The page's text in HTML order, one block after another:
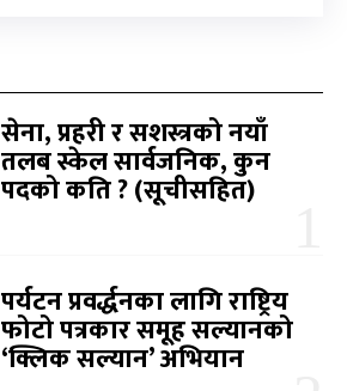
सेना, प्रहरी र सशस्त्रको नयाँ
तलब स्केल सार्वजनिक, कुन
पदको कति ? (सूचीसहित)
पर्यटन प्रवर्द्धनका लागि राष्ट्रिय
फोटो पत्रकार समूह सल्यानको
‘क्लिक सल्यान’ अभियान